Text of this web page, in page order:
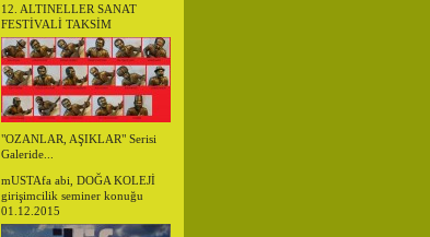
12. ALTINELLER SANAT
FESTİVALİ TAKSİM
"OZANLAR, AŞIKLAR" Serisi
Galeride...
mUSTAfa abi, DOĞA KOLEJİ
girişimcilik seminer konuğu
01.12.2015